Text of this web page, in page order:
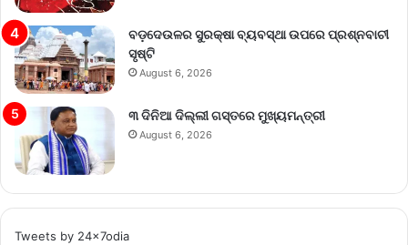
ବଡ଼ଦେଉଳର ସୁରକ୍ଷା ବ୍ୟବସ୍ଥା ଉପରେ ପ୍ରଶ୍ନବାଚୀ
ସୃଷ୍ଟି
August 6, 2026
୩ ଦିନିଆ ଦିଲ୍ଲୀ ଗସ୍ତରେ ମୁଖ୍ୟମନ୍ତ୍ରୀ
August 6, 2026
Tweets by 24x7odia